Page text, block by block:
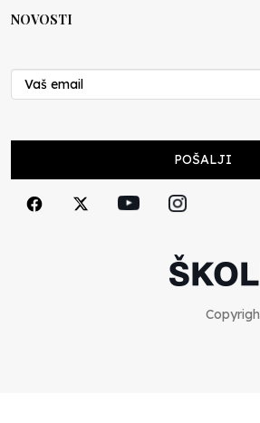
Nenad Veličković
29.10.2024
Cuke i djeca
NOVOSTI
POŠALJI